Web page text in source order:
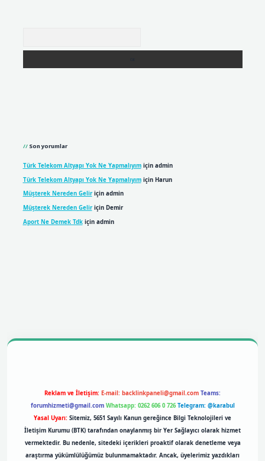
Son yorumlar
Türk Telekom Altyapı Yok Ne Yapmalıyımiçin admin
Türk Telekom Altyapı Yok Ne Yapmalıyımiçin Harun
Müşterek Nereden Geliriçin admin
Müşterek Nereden Geliriçin Demir
Aport Ne Demek Tdkiçin admin
Reklam ve İletişim: E-mail: backlinkpaneli@gmail.com Teams:
forumhizmeti@gmail.com Whatsapp: 0262 606 0 726 Telegram: @karabul
Yasal Uyarı: Sitemiz, 5651 Sayılı Kanun gereğince Bilgi Teknolojileri ve
İletişim Kurumu (BTK) tarafından onaylanmış bir Yer Sağlayıcı olarak hizmet
vermektedir. Bu nedenle, sitedeki içerikleri proaktif olarak denetleme veya
araştırma yükümlülüğümüz bulunmamaktadır. Ancak, üyelerimiz yazdıkları